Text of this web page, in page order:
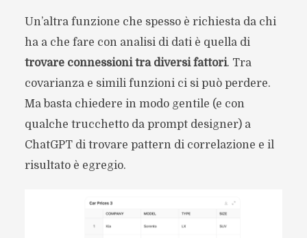
Un’altra funzione che spesso è richiesta da chi
ha a che fare con analisi di dati è quella di
trovare connessioni tra diversi fattori. Tra
covarianza e simili funzioni ci si può perdere.
Ma basta chiedere in modo gentile (e con
qualche trucchetto da prompt designer) a
ChatGPT di trovare pattern di correlazione e il
risultato è egregio.